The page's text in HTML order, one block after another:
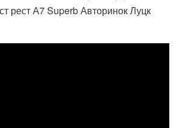
рест А7 Superb Авторинок Луцк